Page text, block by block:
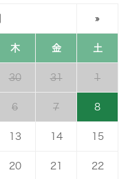
»
木 金 土
30 31 1
6 7 8
13 14 15
20 21 22